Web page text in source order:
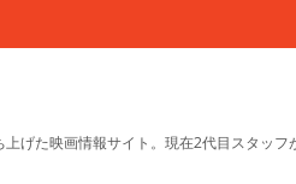
げた映画情報サイト。現在2代目スタッフ